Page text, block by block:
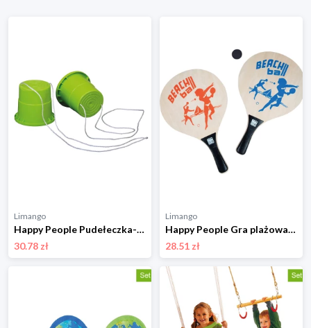
Limango
Happy People Pudełeczka-szczudła - 3+ rozmiar: onesize
30.78 zł
Limango
Happy People Gra plażowa - 3+ (produkt niespodzianka) rozmiar: onesize
28.51 zł